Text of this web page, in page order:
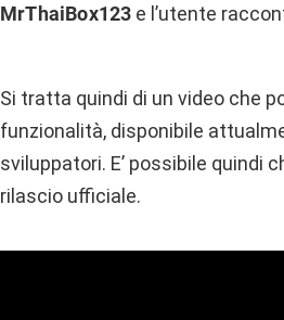
MrThaiBox123 e l’utente
Si tratta quindi di un video che
funzionalità, disponibile
sviluppatori. E’ possibile quindi
rilascio ufficiale.